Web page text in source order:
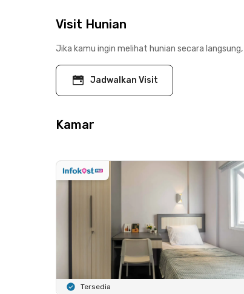
Visit Hunian
Jika kamu ingin melihat hunian secara
Jadwalkan Visit
Kamar
Tersedia